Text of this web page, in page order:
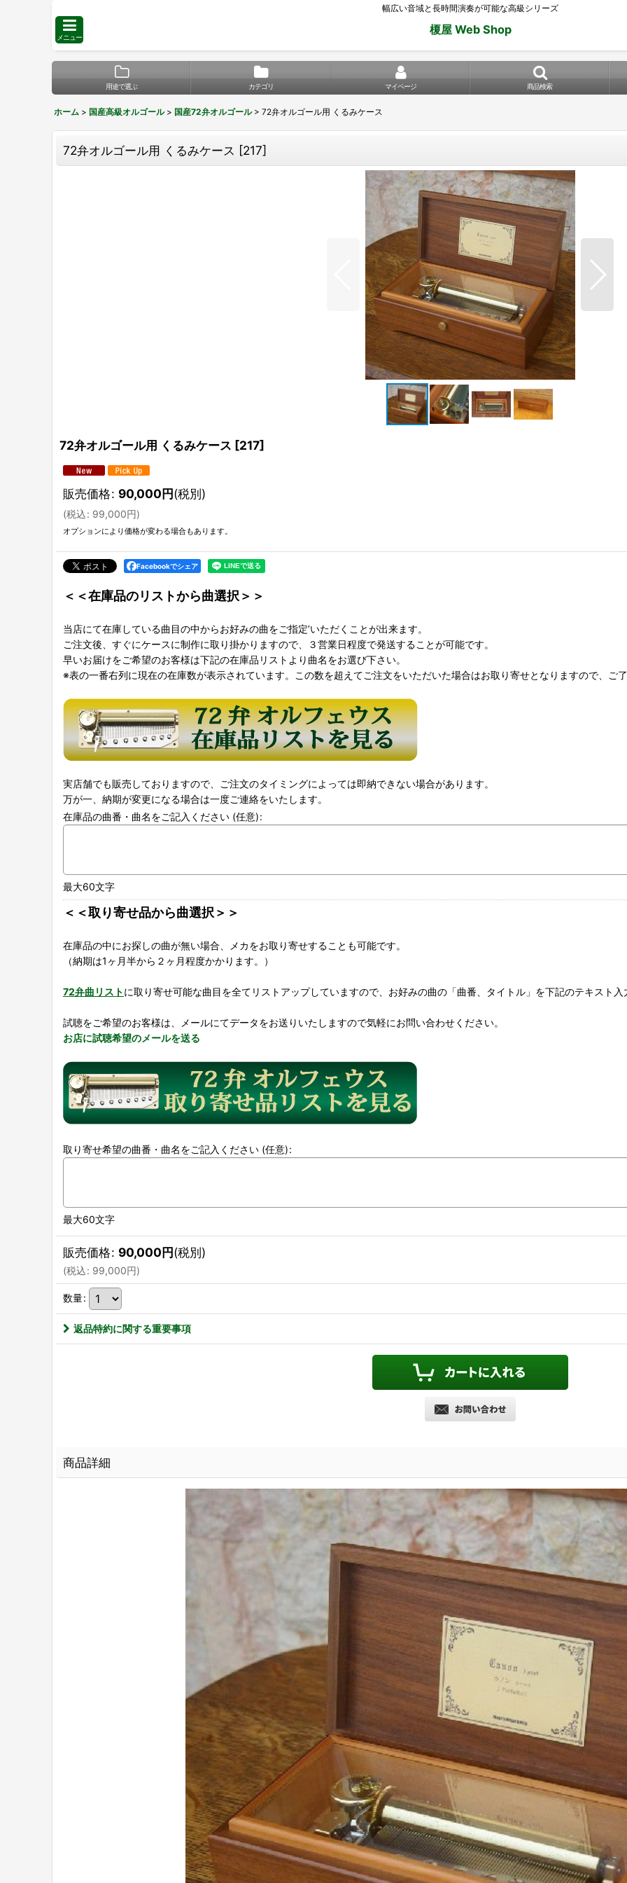
幅広い音域と長時間演奏が可能な高級シリーズ
メニュー
榎屋 Web Shop
用途で選ぶ カテゴリ マイページ 商品検索
ホーム > 国産高級オルゴール > 国産72弁オルゴール > 72弁オルゴール用 くるみケース
72弁オルゴール用 くるみケース [217]
72弁オルゴール用 くるみケース [217]
販売価格: 90,000円(税別)
(税込: 99,000円)
オプションにより価格が変わる場合もあります。
Facebookでシェア
＜＜在庫品のリストから曲選択＞＞
当店にて在庫している曲目の中からお好みの曲をご指定’いただくことが出来ます。
ご注文後、すぐにケースに制作に取り掛かりますので、３営業日程度で発送することが可能です。
早いお届けをご希望のお客様は下記の在庫品リストより曲名をお選び下さい。
※表の一番右列に現在の在庫数が表示されています。この数を超えてご注文をいただいた場合はお取り寄せとなりますので、ご了
実店舗でも販売しておりますので、ご注文のタイミングによっては即納できない場合があります。
万が一、納期が変更になる場合は一度ご連絡をいたします。
在庫品の曲番・曲名をご記入ください (任意):
最大60文字
＜＜取り寄せ品から曲選択＞＞
在庫品の中にお探しの曲が無い場合、メカをお取り寄せすることも可能です。
（納期は1ヶ月半から２ヶ月程度かかります。）
72弁曲リストに取り寄せ可能な曲目を全てリストアップしていますので、お好みの曲の「曲番、タイトル」を下記のテキスト入
試聴をご希望のお客様は、メールにてデータをお送りいたしますので気軽にお問い合わせください。
お店に試聴希望のメールを送る
取り寄せ希望の曲番・曲名をご記入ください (任意):
最大60文字
販売価格: 90,000円(税別)
(税込: 99,000円)
数量:
返品特約に関する重要事項
商品詳細